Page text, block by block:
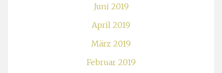
Juni 2019
April 2019
März 2019
Februar 2019